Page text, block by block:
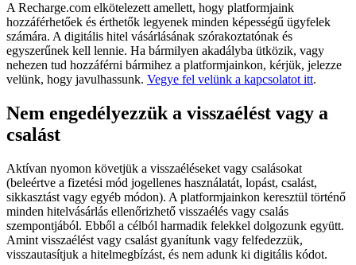
A Recharge.com elkötelezett amellett, hogy platformjaink
hozzáférhetőek és érthetők legyenek minden képességű ügyfelek
számára. A digitális hitel vásárlásának szórakoztatónak és
egyszerűnek kell lennie. Ha bármilyen akadályba ütközik, vagy
nehezen tud hozzáférni bármihez a platformjainkon, kérjük, jelezze
velünk, hogy javulhassunk. Vegye fel velünk a kapcsolatot itt.
Nem engedélyezzük a visszaélést vagy a
csalást
Aktívan nyomon követjük a visszaéléseket vagy csalásokat
(beleértve a fizetési mód jogellenes használatát, lopást, csalást,
sikkasztást vagy egyéb módon). A platformjainkon keresztül történő
minden hitelvásárlás ellenőrizhető visszaélés vagy csalás
szempontjából. Ebből a célból harmadik felekkel dolgozunk együtt.
Amint visszaélést vagy csalást gyanítunk vagy felfedezzük,
visszautasítjuk a hitelmegbízást, és nem adunk ki digitális kódot.